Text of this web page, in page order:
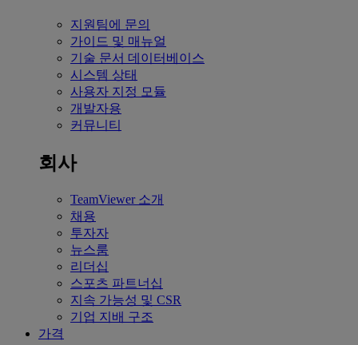
지원팀에 문의
가이드 및 매뉴얼
기술 문서 데이터베이스
시스템 상태
사용자 지정 모듈
개발자용
커뮤니티
회사
TeamViewer 소개
채용
투자자
뉴스룸
리더십
스포츠 파트너십
지속 가능성 및 CSR
기업 지배 구조
가격